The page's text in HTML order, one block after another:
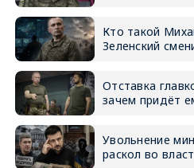
Кто такой
Зеленский
Отставка
зачем придёт
Увольнение
раскол во